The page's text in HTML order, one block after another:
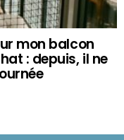
mon balcon
: depuis, il ne